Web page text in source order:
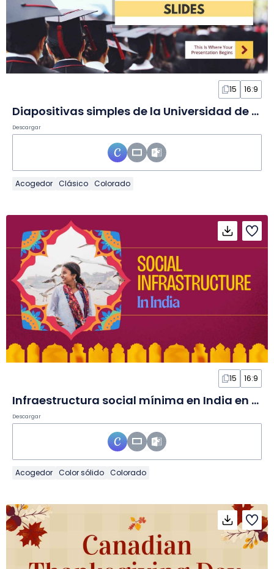
15 16:9
Diapositivas simples de la Universidad de Minnesota
Descargar
Acogedor Clásico Colorado
15 16:9
Infraestructura social mínima en India en Diapositivas
Descargar
Acogedor Color sólido Colorado